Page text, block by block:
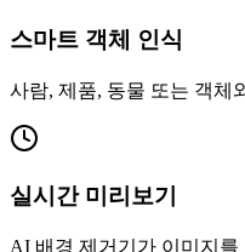
스마트 객체 인식
사람, 제품, 동물 또는 객체
실시간 미리보기
AI 배경 제거기가 이미지